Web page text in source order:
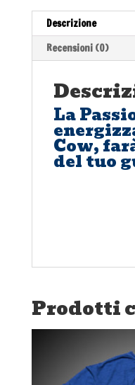
Descrizione
Recensioni (0)
La
Cow,
del tuo
Prodotti